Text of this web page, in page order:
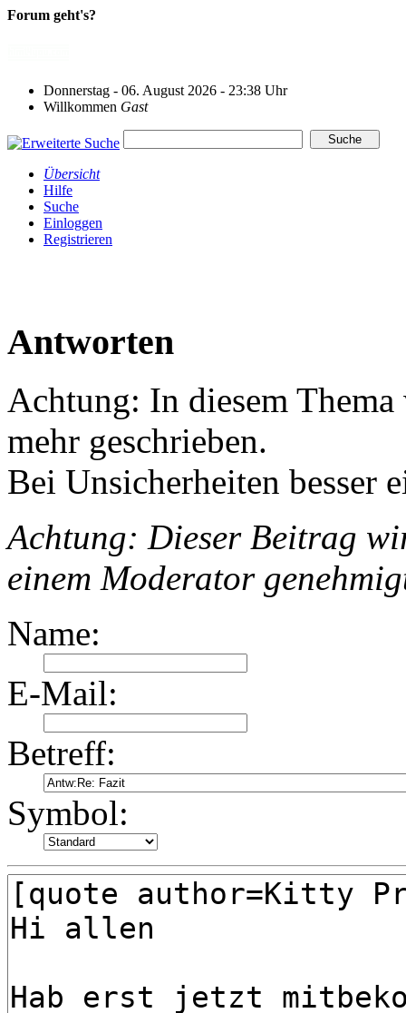
Forum geht's?
Donnerstag - 06. August 2026 - 23:38 Uhr
Willkommen Gast
Übersicht
Hilfe
Suche
Einloggen
Registrieren
Antworten
Achtung: In diesem
mehr geschrieben.
Bei Unsicherheiten besser
Achtung: Dieser Beitrag
einem Moderator
Name:
E-Mail:
Betreff:
Symbol: